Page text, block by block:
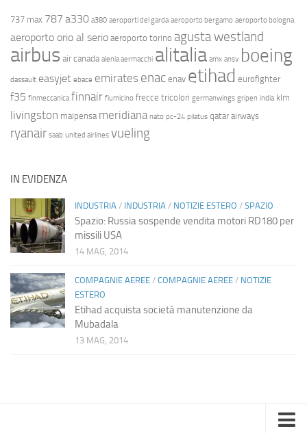
737 max 787 a330 a380 aeroporti del garda aeroporto bergamo aeroporto bologna
aeroporto orio al serio aeroporto torino agusta westland
airbus air canada alenia aermacchi alitalia amx ansv boeing
dassault easyjet ebace emirates enac enav etihad eurofighter
f35 finmeccanica finnair fiumicino frecce tricolori germanwings gripen india klm
livingston malpensa meridiana nato pc-24 pilatus qatar airways
ryanair saab united airlines vueling
IN EVIDENZA
INDUSTRIA / INDUSTRIA / NOTIZIE ESTERO / SPAZIO
Spazio: Russia sospende vendita motori RD180 per
missili USA
14 MAG, 2014
COMPAGNIE AEREE / COMPAGNIE AEREE / NOTIZIE
ESTERO
Etihad acquista società manutenzione da
Mubadala
13 MAG, 2014